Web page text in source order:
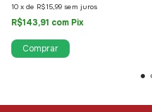
10 x de R$15,99 sem juros
R$143,91 com Pix
Comprar